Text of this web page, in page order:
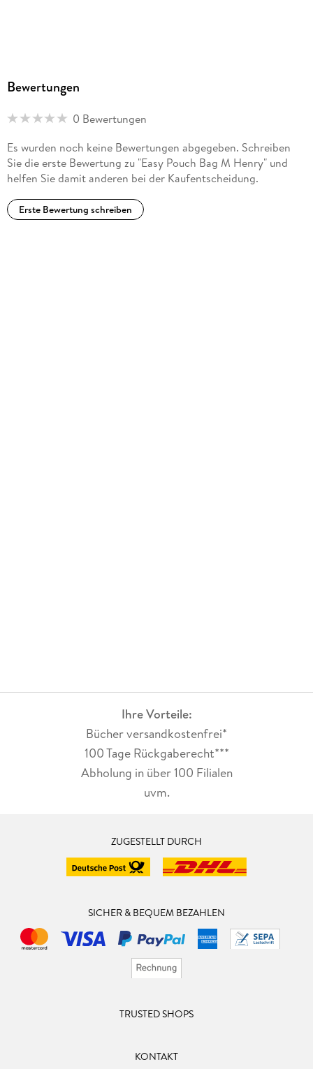
Bewertungen
0 Bewertungen
Es wurden noch keine Bewertungen abgegeben. Schreiben
Sie die erste Bewertung zu "Easy Pouch Bag M Henry" und
helfen Sie damit anderen bei der Kaufentscheidung.
Erste Bewertung schreiben
Ihre Vorteile:
Bücher versandkostenfrei*
100 Tage Rückgaberecht***
Abholung in über 100 Filialen
uvm.
ZUGESTELLT DURCH
SICHER & BEQUEM BEZAHLEN
TRUSTED SHOPS
KONTAKT